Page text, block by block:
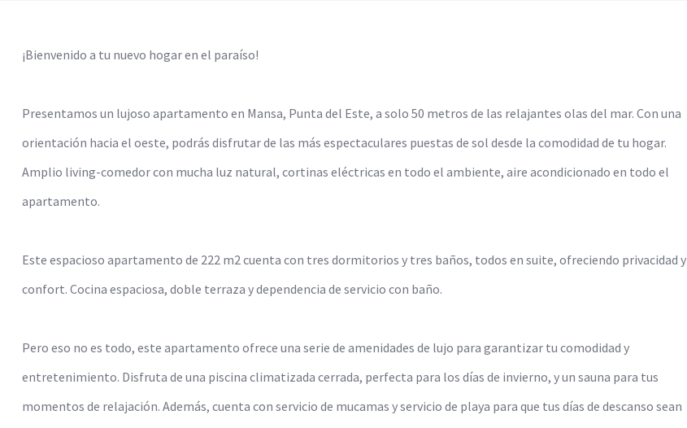
¡Bienvenido a tu nuevo hogar en el paraíso!
Presentamos un lujoso apartamento en Mansa, Punta del Este, a solo 50 metros de las relajantes olas del mar. Con una
orientación hacia el oeste, podrás disfrutar de las más espectaculares puestas de sol desde la comodidad de tu hogar.
Amplio living-comedor con mucha luz natural, cortinas eléctricas en todo el ambiente, aire acondicionado en todo el
apartamento.
Este espacioso apartamento de 222 m2 cuenta con tres dormitorios y tres baños, todos en suite, ofreciendo privacidad y
confort. Cocina espaciosa, doble terraza y dependencia de servicio con baño.
Pero eso no es todo, este apartamento ofrece una serie de amenidades de lujo para garantizar tu comodidad y
entretenimiento. Disfruta de una piscina climatizada cerrada, perfecta para los días de invierno, y un sauna para tus
momentos de relajación. Además, cuenta con servicio de mucamas y servicio de playa para que tus días de descanso sean